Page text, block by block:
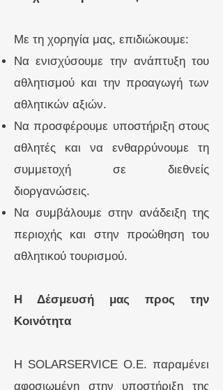
Με τη χορηγία μας, επιδιώκουμε:
Να ενισχύσουμε την ανάπτυξη του
αθλητισμού και την προαγωγή των
αθλητικών αξιών.
Να προσφέρουμε υποστήριξη στους
αθλητές και να ενθαρρύνουμε τη
συμμετοχή σε διεθνείς
διοργανώσεις.
Να συμβάλουμε στην ανάδειξη της
περιοχής και στην προώθηση του
αθλητικού τουρισμού.
Η Δέσμευσή μας προς την
Κοινότητα
Η SOLARSERVICE O.E. παραμένει
αφοσιωμένη στην υποστήριξη της